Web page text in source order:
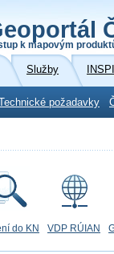
k mapovým
Služby
Technické požadavky
do KN VDP RÚIAN